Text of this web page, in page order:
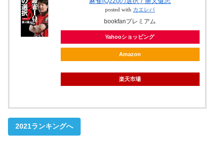
posted with カエレバ
bookfanプレミアム
Yahooショッピング
Amazon
楽天市場
2021ランキングへ